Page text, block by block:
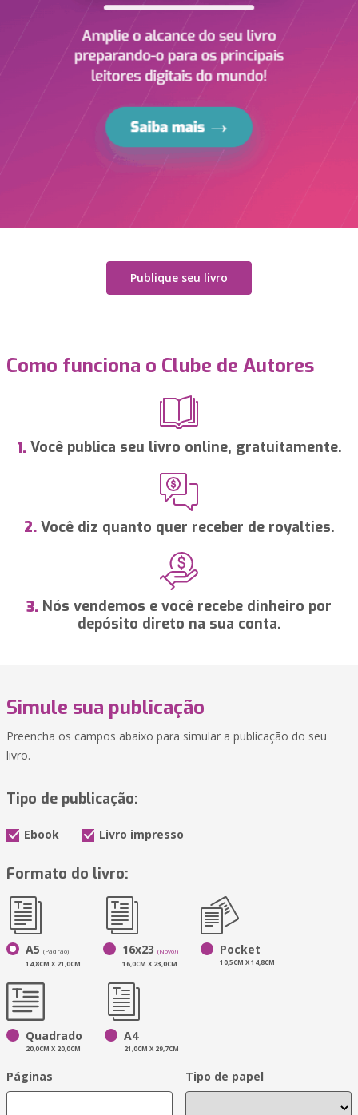
Publique seu livro
Como funciona o Clube de Autores
1.Você publica seu livro online, gratuitamente.
2.Você diz quanto quer receber de royalties.
3. Nós vendemos e você recebe dinheiro por
depósito direto na sua conta.
Simule sua publicação
Preencha os campos abaixo para simular a publicação do seu
livro.
Tipo de publicação:
Ebook Livro impresso
Formato do livro:
A5 (Padrão)
14,8CM X 21,0CM
16x23 (Novo!)
16,0CM X 23,0CM
Pocket
10,5CM X 14,8CM
Quadrado
20,0CM X 20,0CM
A4
21,0CM X 29,7CM
Páginas Tipo de papel